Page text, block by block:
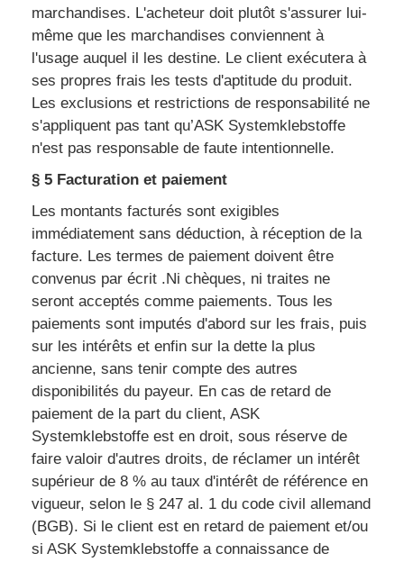
marchandises. L'acheteur doit plutôt s'assurer lui-
même que les marchandises conviennent à
l'usage auquel il les destine. Le client exécutera à
ses propres frais les tests d'aptitude du produit.
Les exclusions et restrictions de responsabilité ne
s'appliquent pas tant qu’ASK Systemklebstoffe
n'est pas responsable de faute intentionnelle.
§ 5 Facturation et paiement
Les montants facturés sont exigibles
immédiatement sans déduction, à réception de la
facture. Les termes de paiement doivent être
convenus par écrit .Ni chèques, ni traites ne
seront acceptés comme paiements. Tous les
paiements sont imputés d'abord sur les frais, puis
sur les intérêts et enfin sur la dette la plus
ancienne, sans tenir compte des autres
disponibilités du payeur. En cas de retard de
paiement de la part du client, ASK
Systemklebstoffe est en droit, sous réserve de
faire valoir d'autres droits, de réclamer un intérêt
supérieur de 8 % au taux d'intérêt de référence en
vigueur, selon le § 247 al. 1 du code civil allemand
(BGB). Si le client est en retard de paiement et/ou
si ASK Systemklebstoffe a connaissance de